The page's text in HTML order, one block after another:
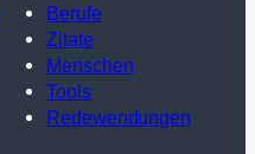
Berufe
Zitate
Menschen
Tools
Redewendungen